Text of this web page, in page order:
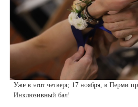
Уже в этот четверг, 17 ноября, в Перми
Инклюзивный бал!
Удаление растяжек
Лазерная наноперфорация
Лазерная эпиляция
Лазерная QOOL-эпиляция
Плазмотерапия
Нитевой лифтинг
Озонотерапия
Биоревитализация
Дермотония на аппарате SKINTONIC
(Скинтоник)
Микротоки и миостимуляция
Миостимуляция лица
ДНК-тестирование
Интегративная косметология
Процедуры для детей
Маникюр и педикюр
Избавиться от растяжек на животе
Освежить кожу
Омолодить кожу рук
Изменить овал лица
Конгресс ECALM